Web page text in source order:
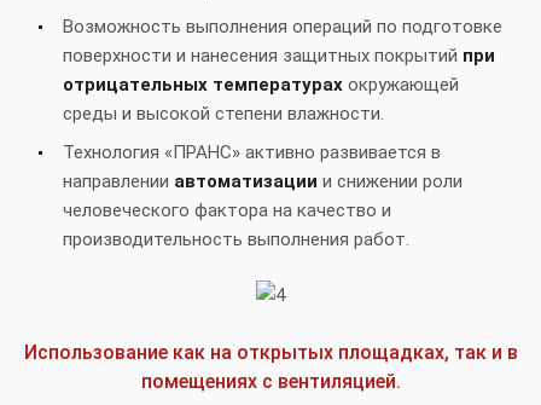
Возможность выполнения операций по подготовке
поверхности и нанесения защитных покрытий при
отрицательных температурах окружающей
среды и высокой степени влажности.
Технология «ПРАНС» активно развивается в
направлении автоматизации и снижении роли
человеческого фактора на качество и
производительность выполнения работ.
Использование как на открытых площадках, так и в
помещениях с вентиляцией.